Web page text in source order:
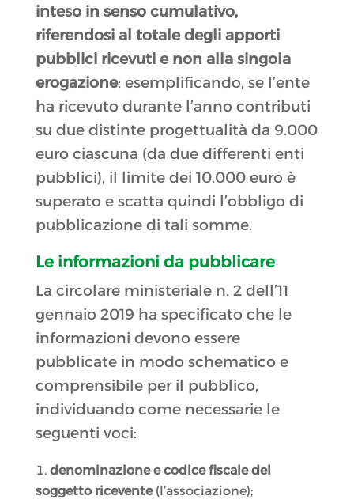
inteso in senso cumulativo,
riferendosi al totale degli apporti
pubblici ricevuti e non alla singola
erogazione: esemplificando, se l’ente
ha ricevuto durante l’anno contributi
su due distinte progettualità da 9.000
euro ciascuna (da due differenti enti
pubblici), il limite dei 10.000 euro è
superato e scatta quindi l’obbligo di
pubblicazione di tali somme.
Le informazioni da pubblicare
La circolare ministeriale n. 2 dell’11
gennaio 2019 ha specificato che le
informazioni devono essere
pubblicate in modo schematico e
comprensibile per il pubblico,
individuando come necessarie le
seguenti voci:
denominazione e codice fiscale del
soggetto ricevente(l’associazione);